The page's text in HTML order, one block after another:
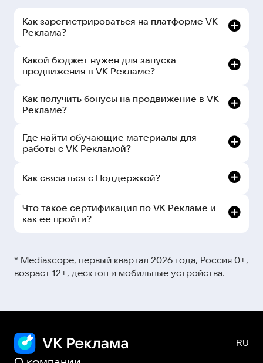
Как зарегистрироваться на платформе VK
Реклама?
Какой бюджет нужен для запуска
продвижения в VK Рекламе?
Как получить бонусы на продвижение в VK
Рекламе?
Где найти обучающие материалы для
работы с VK Рекламой?
Вебинары →
Статьи и гайды →
Как связаться с Поддержкой?
Что такое сертификация по VK Рекламе и
как ее пройти?
* Mediascope, первый квартал 2026 года, Россия 0+,
возраст 12+, десктоп и мобильные устройства.